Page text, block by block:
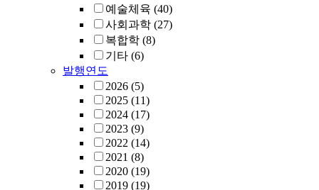
예술체육 (40)
사회과학 (27)
복합학 (8)
기타 (6)
발행연도
2026 (5)
2025 (11)
2024 (17)
2023 (9)
2022 (14)
2021 (8)
2020 (19)
2019 (19)